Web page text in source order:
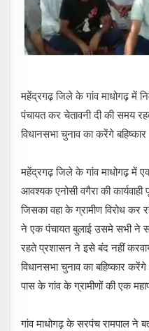
महेंद्रगढ़ जिले के गांव माधोगढ़ में
पंचायत कर चेतावनी दी की समय
विधानसभा चुनाव का करेंगे
महेंद्रगढ़ जिले के गांव माधोगढ़ में
आवश्यक एनोसी वगैरा की कार्यवाही
जिसका वहा के ग्रामीण विरोध कर
ने एक पंचायत बुलाई उसमे सभी ने
रहते प्रशासन ने इसे बंद नहीं
विधानसभा चुनाव का बहिष्कार
पास के गांव के ग्रामीणों की एक
गांव माधोगढ़ के सरपंच रामपाल ने